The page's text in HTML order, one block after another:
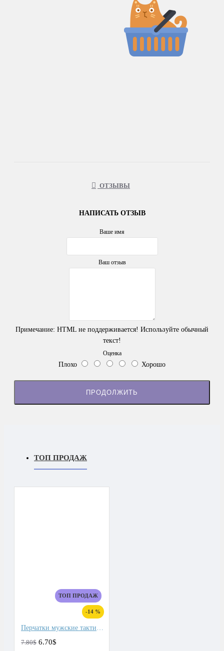
ОТЗЫВЫ
НАПИСАТЬ ОТЗЫВ
Ваше имя
Ваш отзыв
Примечание: HTML не поддерживается! Используйте обычный
текст!
Оценка
Плохо Хорошо
ПРОДОЛЖИТЬ
ТОП ПРОДАЖ
ТОП ПРОДАЖ
-14 %
Перчатки мужские тактические
7.80$ 6.70$